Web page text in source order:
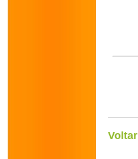
Voltar